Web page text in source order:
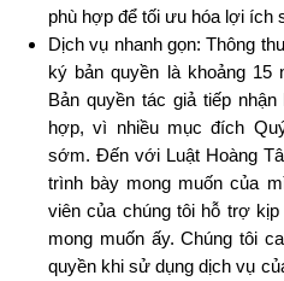
phù hợp để tối ưu hóa lợi ích
Dịch vụ nhanh gọn: Thông
ký bản quyền là khoảng
Bản quyền tác giả tiếp
hợp, vì nhiều mục đích
sớm. Đến với Luật Hoàng
trình bày mong muốn của
viên của chúng tôi hỗ trợ
mong muốn ấy. Chúng tôi
quyền khi sử dụng dịch vụ